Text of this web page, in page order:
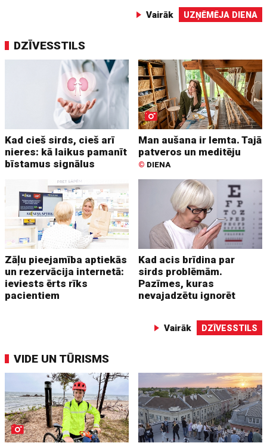
Vairāk UZŅĒMĒJA DIENA
DZĪVESSTILS
Kad cieš sirds, cieš arī
nieres: kā laikus pamanīt
bīstamus signālus
Man aušana ir lemta. Tajā
patveros un meditēju
© DIENA
Zāļu pieejamība aptiekās
un rezervācija internetā:
ieviests ērts rīks
pacientiem
Kad acis brīdina par
sirds problēmām.
Pazīmes, kuras
nevajadzētu ignorēt
Vairāk DZĪVESSTILS
VIDE UN TŪRISMS